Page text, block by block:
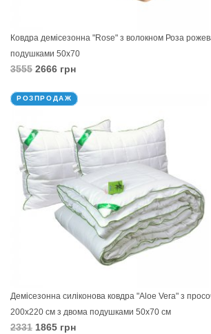
Ковдра демісезонна "Rose" з волокном Роза
подушками 50х70
3555 2666 грн
РОЗПРОДАЖ
Демісезонна силіконова ковдра "Aloe Vera" з
200х220 см з двома подушками 50х70 см
2331 1865 грн